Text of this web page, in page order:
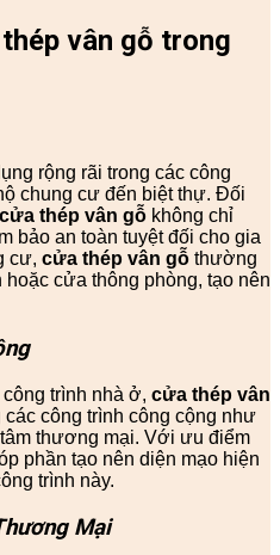
vân gỗ trong
rộng rãi trong các công
chung cư đến biệt thự. Đối
cửa thép vân gỗ không chỉ
bảo an toàn tuyệt đối cho gia
cư, cửa thép vân gỗ thường
cửa thông phòng, tạo nên
trình nhà ở, cửa thép vân
công trình công cộng như
thương mại. Với ưu điểm
phần tạo nên diện mạo hiện
trình này.
Mại